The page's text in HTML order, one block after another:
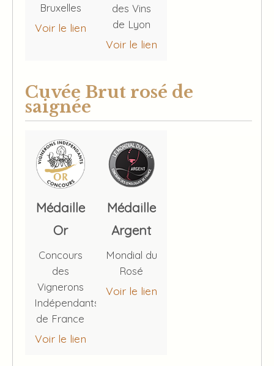
Bruxelles
Voir le lien
des Vins
de Lyon
Voir le lien
Cuvée Brut rosé de
saignée
Médaille
Or
Concours
des
Vignerons
Indépendants
de France
Voir le lien
Médaille
Argent
Mondial du
Rosé
Voir le lien